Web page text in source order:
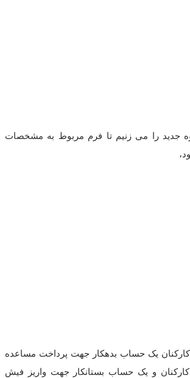
جدید را می زنیم تا فرم مربوط به مشخصات
یک حساب بدهکار جهت پرداخت مساعده
و یک حساب بستانکار جهت واریز فیش